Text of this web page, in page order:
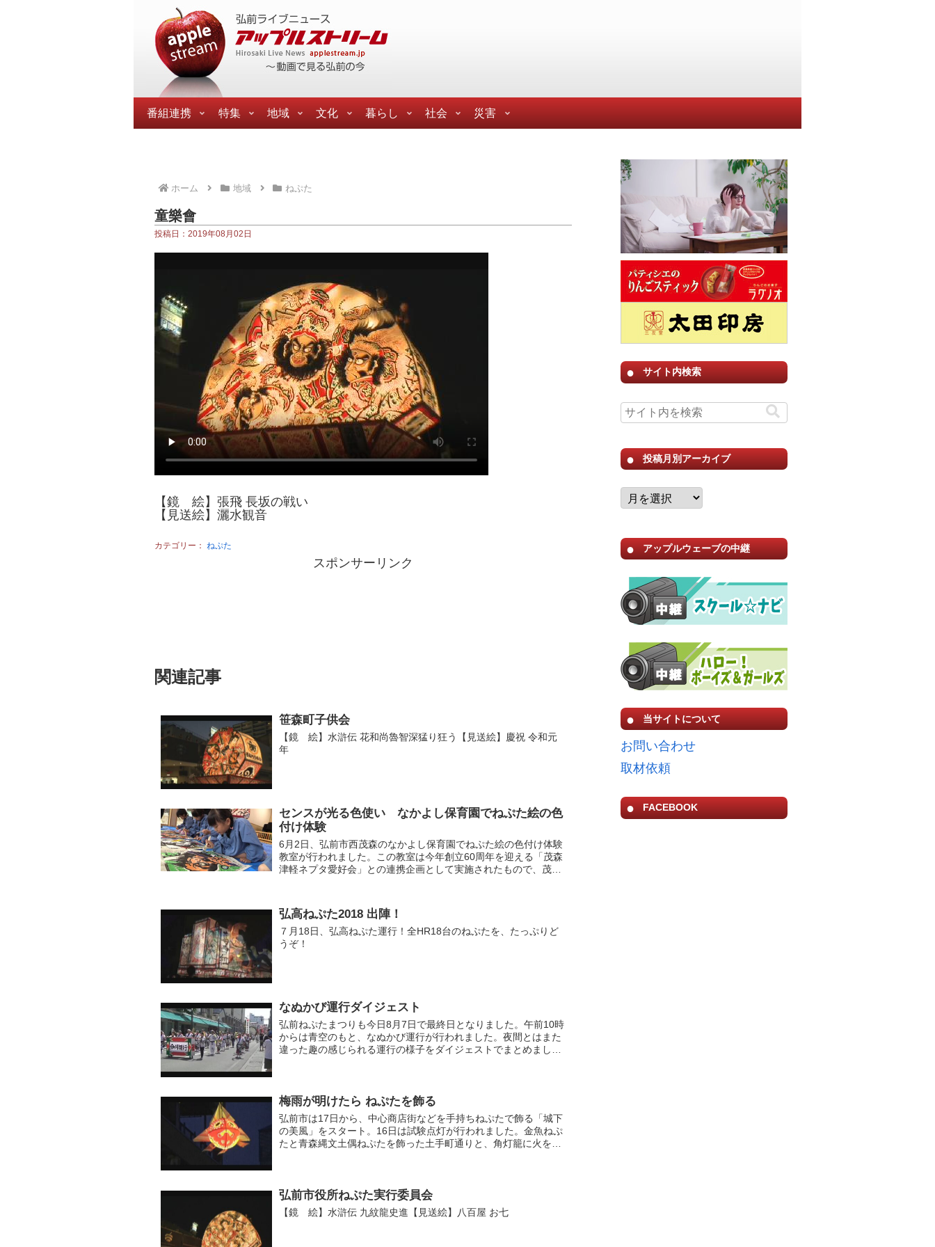
番組連携 特集 地域 文化 暮らし 社会 災害
ホーム 地域 ねぷた
童樂會
投稿日：2019年08月02日
【鏡 絵】張飛 長坂の戦い
【見送絵】灑水観音
カテゴリー： ねぷた
スポンサーリンク
関連記事
笹森町子供会
【鏡 絵】水滸伝 花和尚魯智深猛り狂う【見送絵】慶祝 令和元
年
センスが光る色使い なかよし保育園でねぷた絵の色
付け体験
6月2日、弘前市西茂森のなかよし保育園でねぷた絵の色付け体験
教室が行われました。この教室は今年創立60周年を迎える「茂森
津軽ネプタ愛好会」との連携企画として実施されたもので、茂森
弘高ねぷた2018 出陣！
７月18日、弘高ねぷた運行！全HR18台のねぷたを、たっぷりど
うぞ！
なぬかび運行ダイジェスト
弘前ねぷたまつりも今日8月7日で最終日となりました。午前10時
からは青空のもと、なぬかび運行が行われました。夜間とはまた
違った趣の感じられる運行の様子をダイジェストでまとめました
梅雨が明けたら ねぷたを飾る
弘前市は17日から、中心商店街などを手持ちねぷたで飾る「城下
の美風」をスタート。16日は試験点灯が行われました。金魚ねぷ
たと青森縄文土偶ねぷたを飾った土手町通りと、角灯籠に火を灯
弘前市役所ねぷた実行委員会
【鏡 絵】水滸伝 九紋龍史進【見送絵】八百屋 お七
サイト内検索
投稿月別アーカイブ
アップルウェーブの中継
当サイトについて
お問い合わせ
取材依頼
FACEBOOK